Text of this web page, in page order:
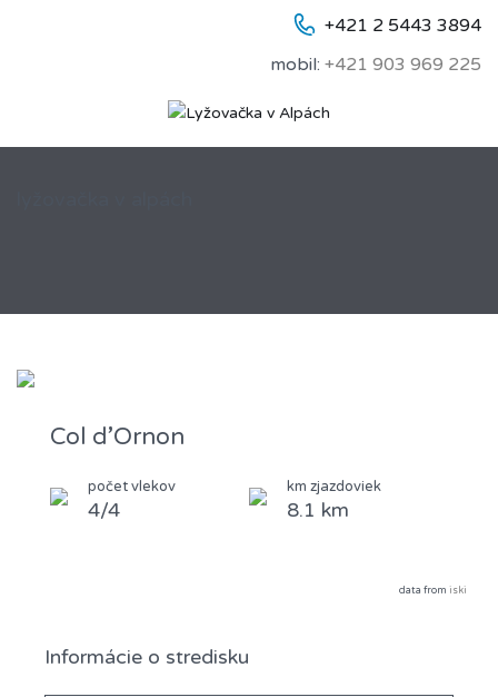
+421 2 5443 3894
mobil: +421 903 969 225
Col d’Ornon
počet vlekov
4/4
km zjazdoviek
8.1 km
data from iski
Informácie o stredisku